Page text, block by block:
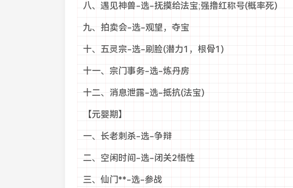
八、遇见神兽-选-抚摸给法宝;强撸红称号(概率死)
九、拍卖会-选-观望，夺宝
十、五灵宗-选-刷脸(潜力1，根骨1)
十一、宗门事务-选-炼丹房
十二、消息泄露-选-抵抗(法宝)
【元婴期】
一、长老刺杀-选-争辩
二、空闲时间-选-闭关2悟性
三、仙门**-选-参战